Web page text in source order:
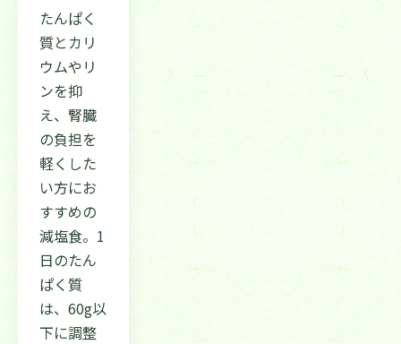
たんぱく
質とカリ
ウムやリ
ンを抑
え、腎臓
の負担を
軽くした
い方にお
すすめの
減塩食。1
日のたん
ぱく質
は、60g以
下に調整